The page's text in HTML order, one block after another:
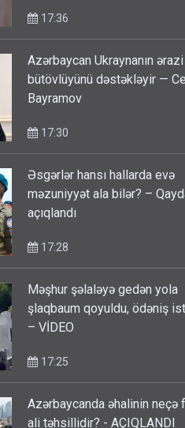
17:36
Azərbaycan Ukraynanın ərazi
bütövlüyünü dəstəkləyir —
Bayramov
17:30
Əsgərlər hansı hallarda evə
məzuniyyət ala bilər? –
açıqlandı
17:28
Məşhur şəlaləyə gedən yola
şlaqbaum qoyuldu, ödəniş
– VİDEO
17:25
Azərbaycanda əhalinin neçə
ali təhsillidir? - AÇIQLANDI